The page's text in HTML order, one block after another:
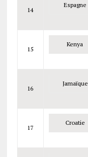
14
Espagne
15
Kenya
16
Jamaïque
17
Croatie